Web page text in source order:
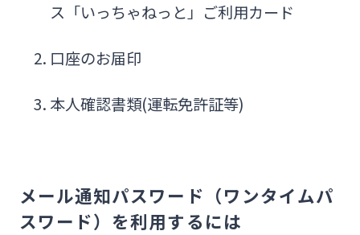
ス「いっちゃねっと」ご利用カード
口座のお届印
本人確認書類(運転免許証等)
メール通知パスワード（ワンタイムパ
スワード）を利用するには